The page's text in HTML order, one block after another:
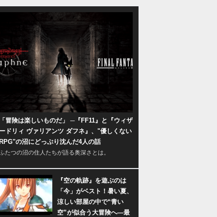
冒険は楽しいものだ」 ─『FF11』と『ウィザ
ドリィ ヴァリアンツ ダフネ』、"優しくない
の沼にどっぷり沈んだ4人の話
たつの沼の住人たちが語る奥深さとは。
『空の軌跡』を遊ぶのは
「今」がベスト！暑い夏、
涼しい部屋の中で“青い
空”が似合う大冒険へ―最